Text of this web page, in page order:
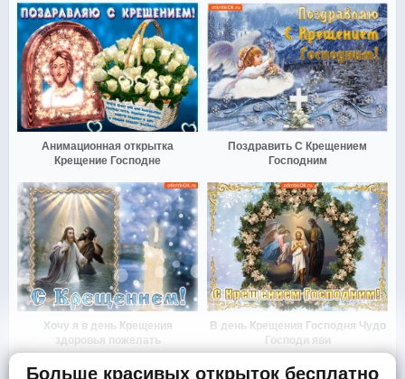
Анимационная открытка
Крещение Господне
Поздравить С Крещением
Господним
Хочу я в день Крещения
здоровья пожелать
В день Крещения Господня Чудо
Господи яви
Больше красивых открыток бесплатно